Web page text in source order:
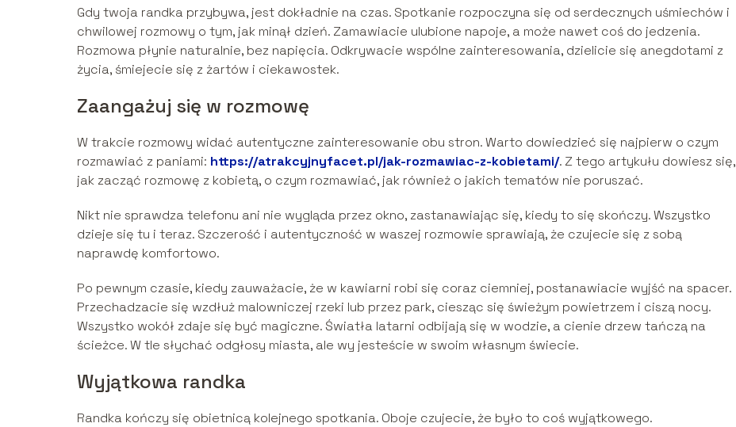
Gdy twoja randka przybywa, jest dokładnie na czas. Spotkanie rozpoczyna się od serdecznych uśmiechów i
chwilowej rozmowy o tym, jak minął dzień. Zamawiacie ulubione napoje, a może nawet coś do jedzenia.
Rozmowa płynie naturalnie, bez napięcia. Odkrywacie wspólne zainteresowania, dzielicie się anegdotami z
życia, śmiejecie się z żartów i ciekawostek.
Zaangażuj się w rozmowę
W trakcie rozmowy widać autentyczne zainteresowanie obu stron. Warto dowiedzieć się najpierw o czym
rozmawiać z paniami: https://atrakcyjnyfacet.pl/jak-rozmawiac-z-kobietami/. Z tego artykułu dowiesz się,
jak zacząć rozmowę z kobietą, o czym rozmawiać, jak również o jakich tematów nie poruszać.
Nikt nie sprawdza telefonu ani nie wygląda przez okno, zastanawiając się, kiedy to się skończy. Wszystko
dzieje się tu i teraz. Szczerość i autentyczność w waszej rozmowie sprawiają, że czujecie się z sobą
naprawdę komfortowo.
Po pewnym czasie, kiedy zauważacie, że w kawiarni robi się coraz ciemniej, postanawiacie wyjść na spacer.
Przechadzacie się wzdłuż malowniczej rzeki lub przez park, ciesząc się świeżym powietrzem i ciszą nocy.
Wszystko wokół zdaje się być magiczne. Światła latarni odbijają się w wodzie, a cienie drzew tańczą na
ścieżce. W tle słychać odgłosy miasta, ale wy jesteście w swoim własnym świecie.
Wyjątkowa randka
Randka kończy się obietnicą kolejnego spotkania. Oboje czujecie, że było to coś wyjątkowego.